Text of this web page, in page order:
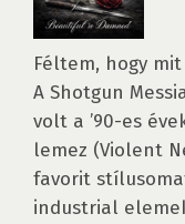
Féltem, hogy
A Shotgun
volt a ’90-es
lemez (Violent
favorit
industrial